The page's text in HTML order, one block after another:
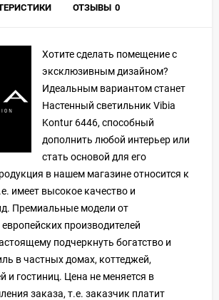
ОТЗЫВЫ 0
Хотите сделать помещение с
эксклюзивным дизайном?
Идеальным вариантом станет
Настенный светильник Vibia
Kontur 6446, способный
дополнить любой интерьер или
стать основой для его
в нашем магазине относится к
имеет высокое качество и
Премиальные модели от
производителей
подчеркнуть богатство и
в частных домах, коттеджей,
и гостиниц. Цена не меняется в
заказа, т.е. заказчик платит